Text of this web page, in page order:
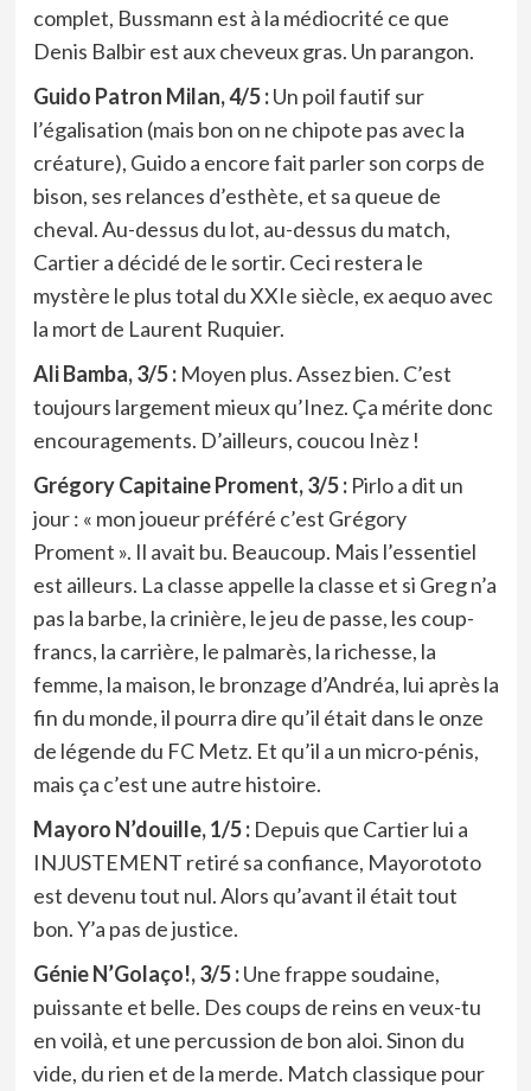
complet, Bussmann est à la médiocrité ce que
Denis Balbir est aux cheveux gras. Un parangon.
Guido Patron Milan, 4/5 :Un poil fautif sur
l’égalisation (mais bon on ne chipote pas avec la
créature), Guido a encore fait parler son corps de
bison, ses relances d’esthète, et sa queue de
cheval. Au-dessus du lot, au-dessus du match,
Cartier a décidé de le sortir. Ceci restera le
mystère le plus total du XXIe siècle, ex aequo avec
la mort de Laurent Ruquier.
Ali Bamba, 3/5 : Moyen plus. Assez bien. C’est
toujours largement mieux qu’Inez. Ça mérite donc
encouragements. D’ailleurs, coucou Inèz !
Grégory Capitaine Proment, 3/5 : Pirlo a dit un
jour : « mon joueur préféré c’est Grégory
Proment ». Il avait bu. Beaucoup. Mais l’essentiel
est ailleurs. La classe appelle la classe et si Greg n’a
pas la barbe, la crinière, le jeu de passe, les coup-
francs, la carrière, le palmarès, la richesse, la
femme, la maison, le bronzage d’Andréa, lui après la
fin du monde, il pourra dire qu’il était dans le onze
de légende du FC Metz. Et qu’il a un micro-pénis,
mais ça c’est une autre histoire.
Mayoro N’douille, 1/5 : Depuis que Cartier lui a
INJUSTEMENT retiré sa confiance, Mayorototo
est devenu tout nul. Alors qu’avant il était tout
bon. Y’a pas de justice.
Génie N’Golaço!, 3/5 :Une frappe soudaine,
puissante et belle. Des coups de reins en veux-tu
en voilà, et une percussion de bon aloi. Sinon du
vide, du rien et de la merde. Match classique pour